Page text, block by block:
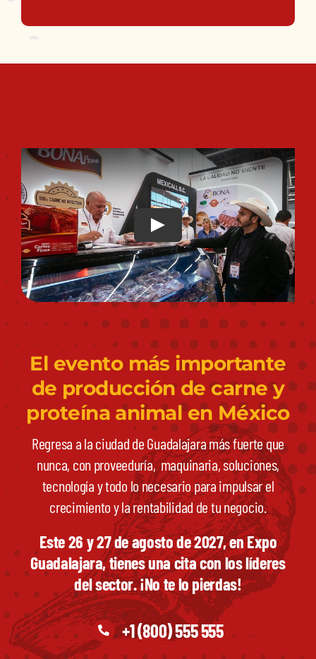
El evento más importante
de producción de carne y
proteína animal en México
Regresa a la ciudad de Guadalajara más fuerte que
nunca, con proveeduría, maquinaria, soluciones,
tecnología y todo lo necesario para impulsar el
crecimiento y la rentabilidad de tu negocio.
Este 26 y 27 de agosto de 2027, en Expo
Guadalajara, tienes una cita con los líderes
del sector. ¡No te lo pierdas!
+1 (800) 555 555